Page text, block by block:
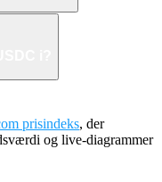
prisindeks, der
og live-diagrammer